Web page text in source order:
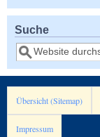
Suche
Suche
Übersicht (Sitemap)
Impressum